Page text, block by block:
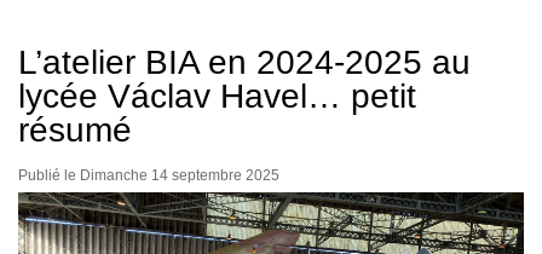
L’atelier BIA en 2024-2025 au
lycée Václav Havel… petit
résumé
Publié le Dimanche 14 septembre 2025